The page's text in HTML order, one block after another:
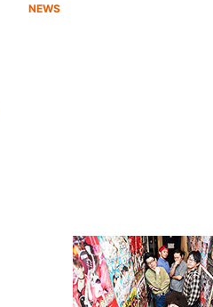
NEWS